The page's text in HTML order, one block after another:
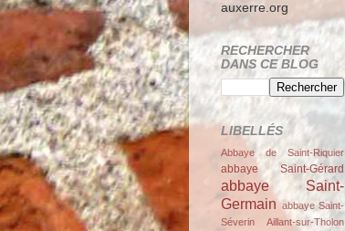
auxerre.org
RECHERCHER
DANS CE BLOG
LIBELLÉS
Abbaye de Saint-Riquier
abbaye Saint-Gérard
abbaye Saint-
Germain abbaye Saint-
Séverin
Aillant-sur-Tholon